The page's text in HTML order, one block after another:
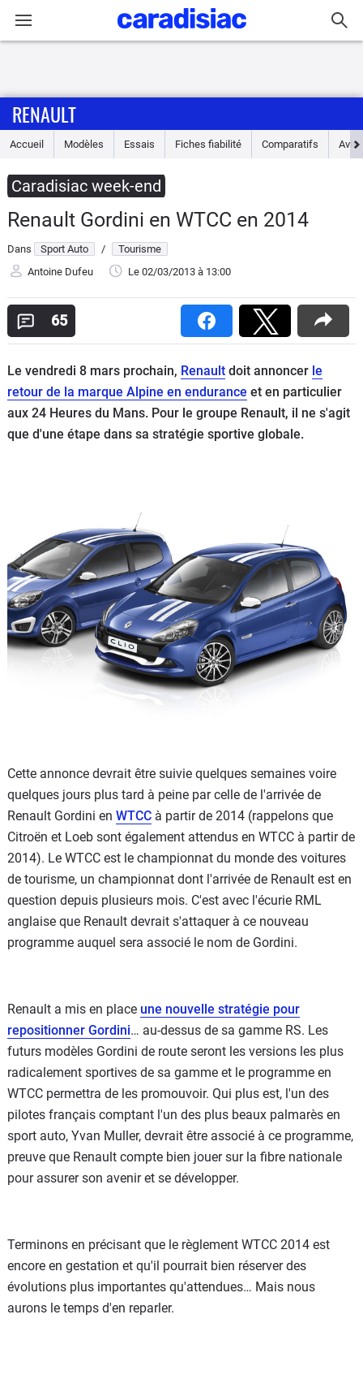
Accueil
Essais
Guide
d'achat
Electriques
Utilitaires
Flottes
Auto
Services
Marques
RENAULT
Accueil Modèles Essais Fiches fiabilité Comparatifs Avis
Caradisiac week-end
Renault Gordini en WTCC en 2014
Dans Sport Auto /
Tourisme
Antoine Dufeu
Le 02/03/2013 à 13:00
65
Le vendredi 8 mars prochain, Renault doit annoncer le
retour de la marque Alpine en endurance et en particulier
aux 24 Heures du Mans. Pour le groupe Renault, il ne s'agit
que d'une étape dans sa stratégie sportive globale.
Cette annonce devrait être suivie quelques semaines voire
quelques jours plus tard à peine par celle de l'arrivée de
Renault Gordini en WTCC à partir de 2014 (rappelons que
Citroën et Loeb sont également attendus en WTCC à partir de
2014). Le WTCC est le championnat du monde des voitures
de tourisme, un championnat dont l'arrivée de Renault est en
question depuis plusieurs mois. C'est avec l'écurie RML
anglaise que Renault devrait s'attaquer à ce nouveau
programme auquel sera associé le nom de Gordini.
Renault a mis en place une nouvelle stratégie pour
repositionner Gordini… au-dessus de sa gamme RS. Les
futurs modèles Gordini de route seront les versions les plus
radicalement sportives de sa gamme et le programme en
WTCC permettra de les promouvoir. Qui plus est, l'un des
pilotes français comptant l'un des plus beaux palmarès en
sport auto, Yvan Muller, devrait être associé à ce programme,
preuve que Renault compte bien jouer sur la fibre nationale
pour assurer son avenir et se développer.
Terminons en précisant que le règlement WTCC 2014 est
encore en gestation et qu'il pourrait bien réserver des
évolutions plus importantes qu'attendues… Mais nous
aurons le temps d'en reparler.